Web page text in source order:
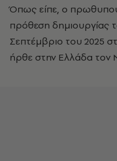
Όπως είπε, ο
πρόθεση δημιουργίας
Σεπτέμβριο του 2025
ήρθε στην Ελλάδα τον